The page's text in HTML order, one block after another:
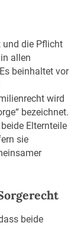
und die Pflicht
allen
beinhaltet vor
wird
bezeichnet.
Elternteile
sie
beide